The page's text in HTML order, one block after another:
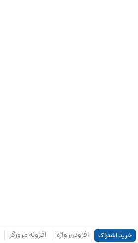
خرید اشتراک افزودن واژه افزونه مرورگر